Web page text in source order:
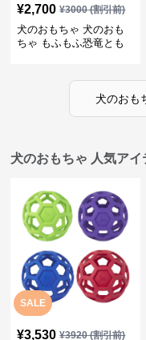
¥2,700 ¥3000(割引前)
犬のおもちゃ 犬のおも
ちゃ もふもふ恐竜とも
犬のおも
犬のおもちゃ 人気アイ
SALE
¥3,530 ¥3920(割引前)